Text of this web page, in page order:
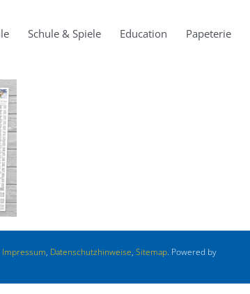
Schule & Spiele Education Papeterie
Impressum, Datenschutzhinweise, Sitemap. Powered by